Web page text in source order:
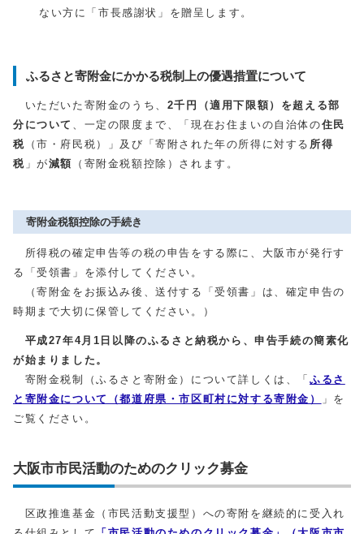
ない方に「市長感謝状」を贈呈します。
ふるさと寄附金にかかる税制上の優遇措置について
いただいた寄附金のうち、 2千円（適用下限額）を超える部
分について
、一定の限度まで、「現在お住まいの自治体の住民
税 （市・府民税）」及び「寄附された年の所得に対する 所得
税 」が減額 （寄附金税額控除）されます。
寄附金税額控除の手続き
所得税の確定申告等の税の申告をする際に、大阪市が発行す
る「受領書」を添付してください。
（寄附金をお振込み後、送付する「受領書」は、確定申告の
時期まで大切に保管してください。）
平成27年4月1日以降のふるさと納税から、申告手続の簡素化
が始まりました。
寄附金税制（ふるさと寄附金）について詳しくは、「 ふるさ
と寄附金について（都道府県・市区町村に対する寄附金）
」を
ご覧ください。
大阪市市民活動のためのクリック募金
区政推進基金（市民活動支援型）への寄附を継続的に受入れ